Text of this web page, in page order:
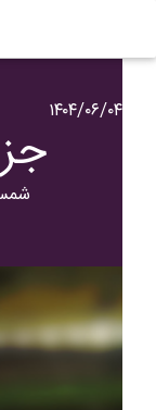
۱۴۰۴/۰۶/۰۴